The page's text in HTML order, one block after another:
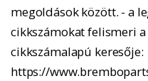
megoldások között. - a
cikkszámokat felismeri
cikkszámalapú keresője:
https://